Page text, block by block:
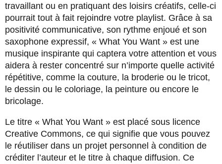
travaillant ou en pratiquant des loisirs créatifs, celle-ci
pourrait tout à fait rejoindre votre playlist. Grâce à sa
positivité communicative, son rythme enjoué et son
saxophone expressif, « What You Want » est une
musique inspirante qui captera votre attention et vous
aidera à rester concentré sur n’importe quelle activité
répétitive, comme la couture, la broderie ou le tricot,
le dessin ou le coloriage, la peinture ou encore le
bricolage.
Le titre « What You Want » est placé sous licence
Creative Commons, ce qui signifie que vous pouvez
le réutiliser dans un projet personnel à condition de
créditer l’auteur et le titre à chaque diffusion. Ce